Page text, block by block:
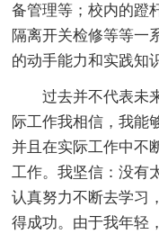
备管理等；校内的蹬
隔离开关检修等等一
的动手能力和实践知
过去并不代表未
际工作我相信，我能
并且在实际工作中不
工作。我坚信：没有
认真努力不断去学习
得成功。由于我年轻